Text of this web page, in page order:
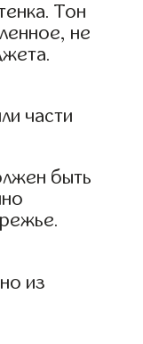
Тон
не
части
быть
из